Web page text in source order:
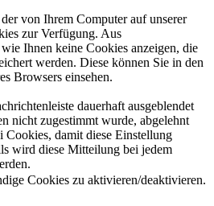
von Ihrem Computer auf unserer
zur Verfügung. Aus
Ihnen keine Cookies anzeigen, die
werden. Diese können Sie in den
Browsers einsehen.
dauerhaft ausgeblendet
nicht zugestimmt wurde, abgelehnt
damit diese Einstellung
wird diese Mitteilung bei jedem
Cookies zu aktivieren/deaktivieren.